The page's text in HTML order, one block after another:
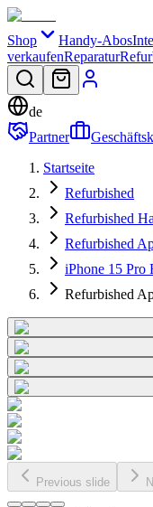
Shop Handy-Abos
verkaufenReparatur
de
Partner
Startseite
Refurbished
Refurbished
Refurbished
iPhone 15 Pro
Refurbished
Previous slide